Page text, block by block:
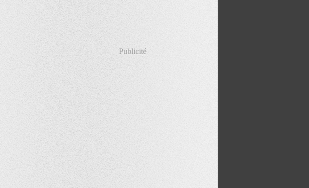
Publicité